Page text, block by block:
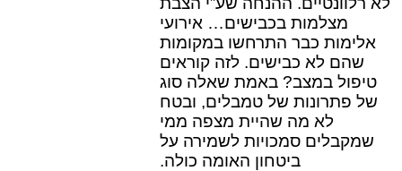
מצלמות בכבישים… אירועי
אלימות כבר התרחשו במקומות
שהם לא כבישים. לזה קוראים
טיפול במצב? באמת שאלה סוג
של פתרונות של טמבלים, ובטח
לא מה שהיית מצפה ממי
שמקבלים סמכויות לשמירה על
ביטחון האומה כולה.